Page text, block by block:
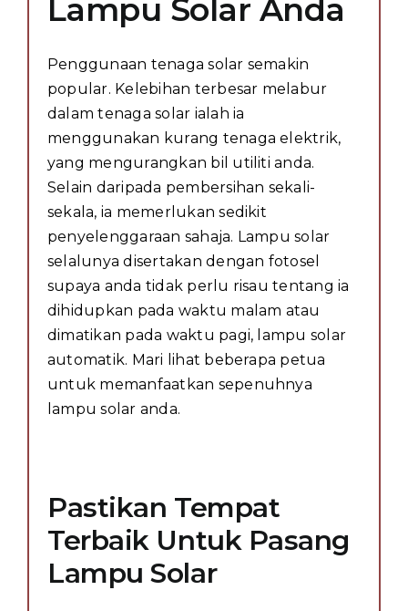
Lampu Solar Anda
Penggunaan tenaga solar semakin
popular. Kelebihan terbesar melabur
dalam tenaga solar ialah ia
menggunakan kurang tenaga elektrik,
yang mengurangkan bil utiliti anda.
Selain daripada pembersihan sekali-
sekala, ia memerlukan sedikit
penyelenggaraan sahaja. Lampu solar
selalunya disertakan dengan fotosel
supaya anda tidak perlu risau tentang ia
dihidupkan pada waktu malam atau
dimatikan pada waktu pagi, lampu solar
automatik. Mari lihat beberapa petua
untuk memanfaatkan sepenuhnya
lampu solar anda.
Pastikan Tempat
Terbaik Untuk Pasang
Lampu Solar